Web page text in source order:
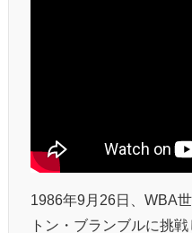
1986年9月26日、WBA
トン・ブランブルに挑